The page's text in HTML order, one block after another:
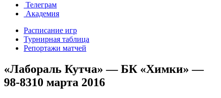
Телеграм
Академия
Расписание игр
Турнирная таблица
Репортажи матчей
«Лабораль Кутча» — БК «Химки» —
98-8310 марта 2016